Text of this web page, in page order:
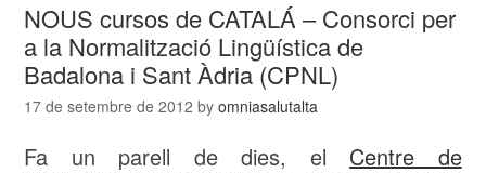
NOUS cursos de CATALÁ – Consorci per
a la Normalització Lingüística de
Badalona i Sant Àdria (CPNL)
17 de setembre de 2012 byomniasalutalta
Fa un parell de dies, el Centre de